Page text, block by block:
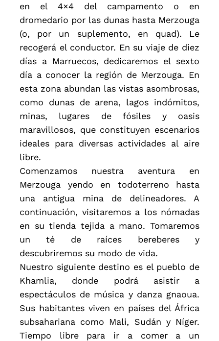
en el 4×4 del campamento o en
dromedario por las dunas hasta Merzouga
(o, por un suplemento, en quad). Le
recogerá el conductor. En su viaje de diez
días a Marruecos, dedicaremos el sexto
día a conocer la región de Merzouga. En
esta zona abundan las vistas asombrosas,
como dunas de arena, lagos indómitos,
minas, lugares de fósiles y oasis
maravillosos, que constituyen escenarios
ideales para diversas actividades al aire
libre.
Comenzamos nuestra aventura en
Merzouga yendo en todoterreno hasta
una antigua mina de delineadores. A
continuación, visitaremos a los nómadas
en su tienda tejida a mano. Tomaremos
un té de raíces bereberes y
descubriremos su modo de vida.
Nuestro siguiente destino es el pueblo de
Khamlia, donde podrá asistir a
espectáculos de música y danza gnaoua.
Sus habitantes viven en países del África
subsahariana como Mali, Sudán y Níger.
Tiempo libre para ir a comer a un